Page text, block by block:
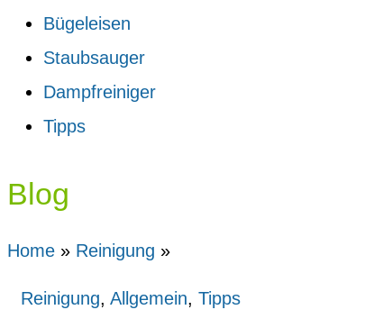
Bügeleisen
Staubsauger
Dampfreiniger
Tipps
Blog
Home » Reinigung »
Reinigung, Allgemein, Tipps